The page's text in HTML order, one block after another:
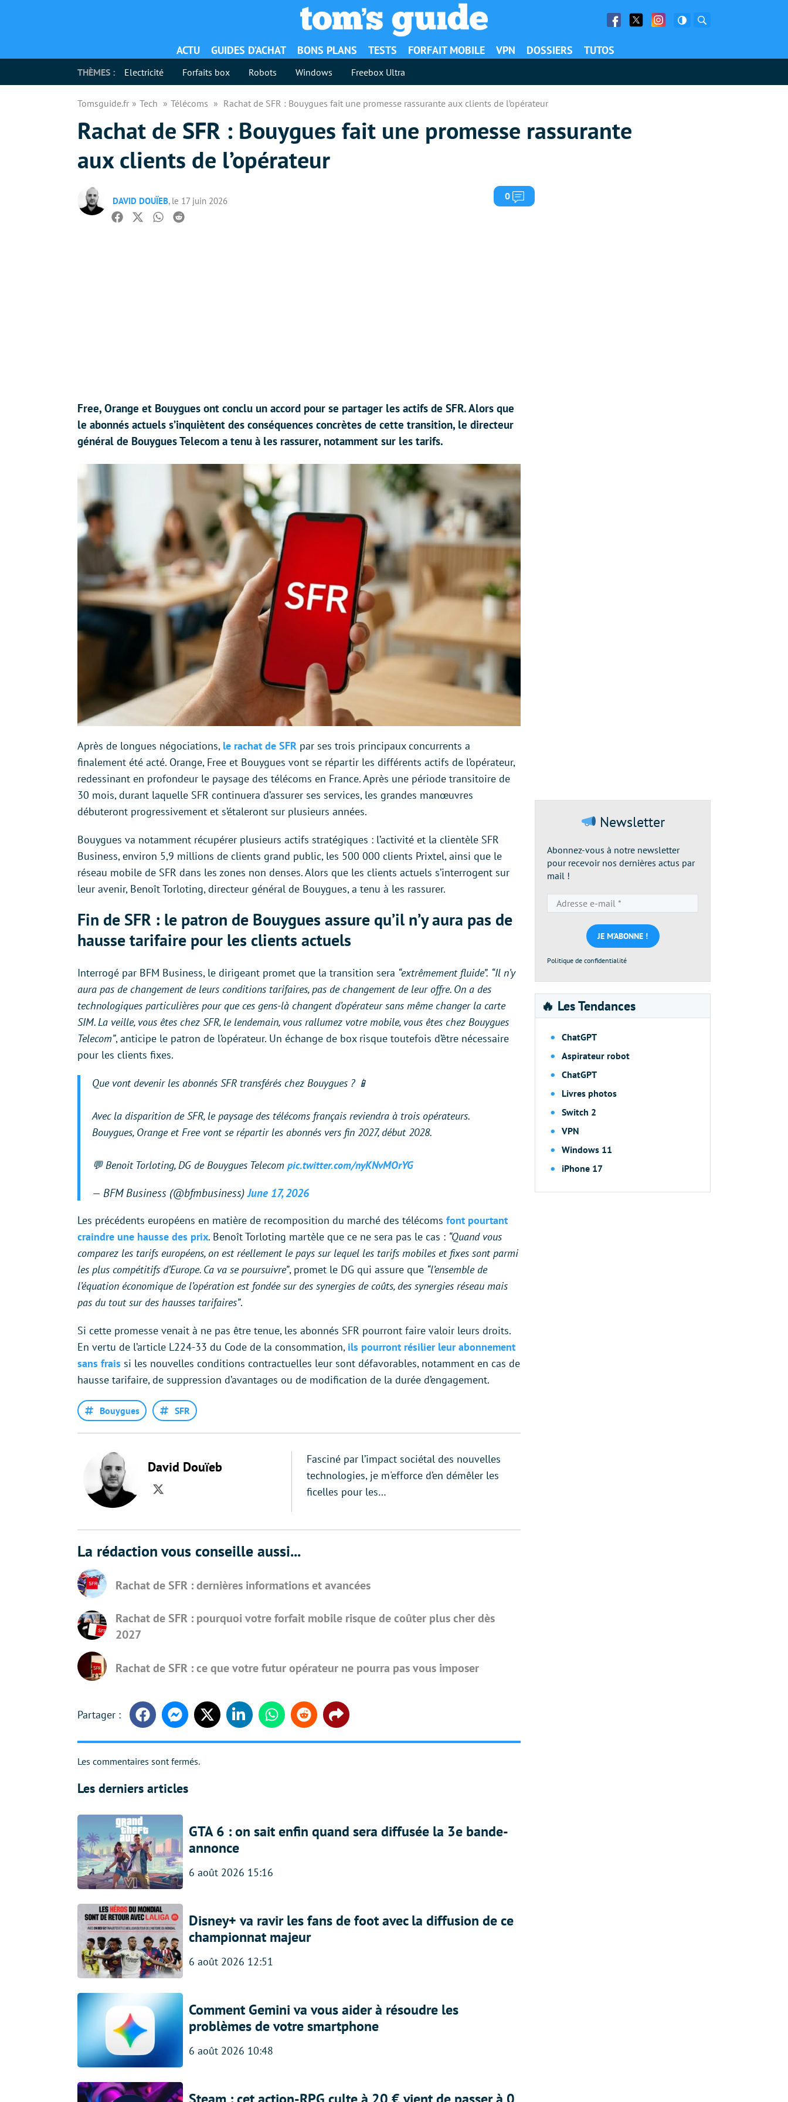
Facebook
Twitter Facebook
ACTU GUIDES D’ACHAT BONS PLANS TESTS FORFAIT MOBILE VPN DOSSIERS TUTOS
THÈMES : Electricité Forfaits box Robots Windows Freebox Ultra
Tomsguide.fr Tech Télécoms Rachat de SFR : Bouygues fait une promesse rassurante aux clients de l’opérateur
Rachat de SFR : Bouygues fait une promesse rassurante
aux clients de l’opérateur
DAVID DOUÏEB, le 17 juin 2026 0 Commentaires
Facebook
TwitterWhatsapp
Reddit
Free, Orange et Bouygues ont conclu un accord pour se partager les actifs de SFR. Alors que
le abonnés actuels s’inquiètent des conséquences concrètes de cette transition, le directeur
général de Bouygues Telecom a tenu à les rassurer, notamment sur les tarifs.
Après de longues négociations, le rachat de SFR par ses trois principaux concurrents a
finalement été acté. Orange, Free et Bouygues vont se répartir les différents actifs de l’opérateur,
redessinant en profondeur le paysage des télécoms en France. Après une période transitoire de
30 mois, durant laquelle SFR continuera d’assurer ses services, les grandes manœuvres
débuteront progressivement et s’étaleront sur plusieurs années.
Bouygues va notamment récupérer plusieurs actifs stratégiques : l’activité et la clientèle SFR
Business, environ 5,9 millions de clients grand public, les 500 000 clients Prixtel, ainsi que le
réseau mobile de SFR dans les zones non denses. Alors que les clients actuels s’interrogent sur
leur avenir, Benoît Torloting, directeur général de Bouygues, a tenu à les rassurer.
Fin de SFR : le patron de Bouygues assure qu’il n’y aura pas de
hausse tarifaire pour les clients actuels
Interrogé par BFM Business, le dirigeant promet que la transition sera “extrêmement fluide”. “Il n’y
aura pas de changement de leurs conditions tarifaires, pas de changement de leur offre. On a des
technologiques particulières pour que ces gens-là changent d’opérateur sans même changer la carte
SIM. La veille, vous êtes chez SFR, le lendemain, vous rallumez votre mobile, vous êtes chez Bouygues
Telecom”, anticipe le patron de l’opérateur. Un échange de box risque toutefois d’être nécessaire
pour les clients fixes.
Que vont devenir les abonnés SFR transférés chez Bouygues ? 📱
Avec la disparition de SFR, le paysage des télécoms français reviendra à trois opérateurs.
Bouygues, Orange et Free vont se répartir les abonnés vers fin 2027, début 2028.
💬 Benoit Torloting, DG de Bouygues Telecom pic.twitter.com/nyKNvMOrYG
— BFM Business (@bfmbusiness)June 17, 2026
Les précédents européens en matière de recomposition du marché des télécoms font pourtant
craindre une hausse des prix. Benoît Torloting martèle que ce ne sera pas le cas : “Quand vous
comparez les tarifs européens, on est réellement le pays sur lequel les tarifs mobiles et fixes sont parmi
les plus compétitifs d’Europe. Ca va se poursuivre”, promet le DG qui assure que “l’ensemble de
l’équation économique de l’opération est fondée sur des synergies de coûts, des synergies réseau mais
pas du tout sur des hausses tarifaires”.
Si cette promesse venait à ne pas être tenue, les abonnés SFR pourront faire valoir leurs droits.
En vertu de l’article L224-33 du Code de la consommation, ils pourront résilier leur abonnement
sans frais si les nouvelles conditions contractuelles leur sont défavorables, notamment en cas de
hausse tarifaire, de suppression d’avantages ou de modification de la durée d’engagement.
Bouygues SFR
David Douïeb
Twitter
Fasciné par l’impact sociétal des nouvelles
technologies, je m'efforce d’en démêler les
ficelles pour les…
La rédaction vous conseille aussi...
Rachat de SFR : dernières informations et avancées
Rachat de SFR : pourquoi votre forfait mobile risque de coûter plus cher dès
2027
Rachat de SFR : ce que votre futur opérateur ne pourra pas vous imposer
FacebookMessengerTwitter LinkedinWhatsappReddit Share
Les commentaires sont fermés.
Les derniers articles
GTA 6 : on sait enfin quand sera diffusée la 3e bande-
annonce
6 août 2026 15:16
Disney+ va ravir les fans de foot avec la diffusion de ce
championnat majeur
6 août 2026 12:51
Comment Gemini va vous aider à résoudre les
problèmes de votre smartphone
6 août 2026 10:48
Newsletter
Abonnez-vous à notre newsletter
pour recevoir nos dernières actus par
mail !
e-
mail
*
Politique de confidentialité
🔥 Les Tendances
ChatGPT
Aspirateur robot
ChatGPT
Livres photos
Switch 2
VPN
Windows 11
iPhone 17